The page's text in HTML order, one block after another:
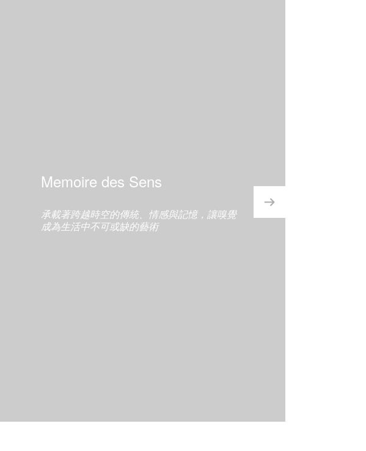
des Sens
跨越時空的傳統、情感與記憶，讓嗅覺
活中不可或缺的藝術
"SMELLS ARE OUR FIRST WITNESS OF
OUR FUSION WITH THE WORLD.
THE BELOVED SMELL IS AT THE CENTER
OF OUR INTIMACY"